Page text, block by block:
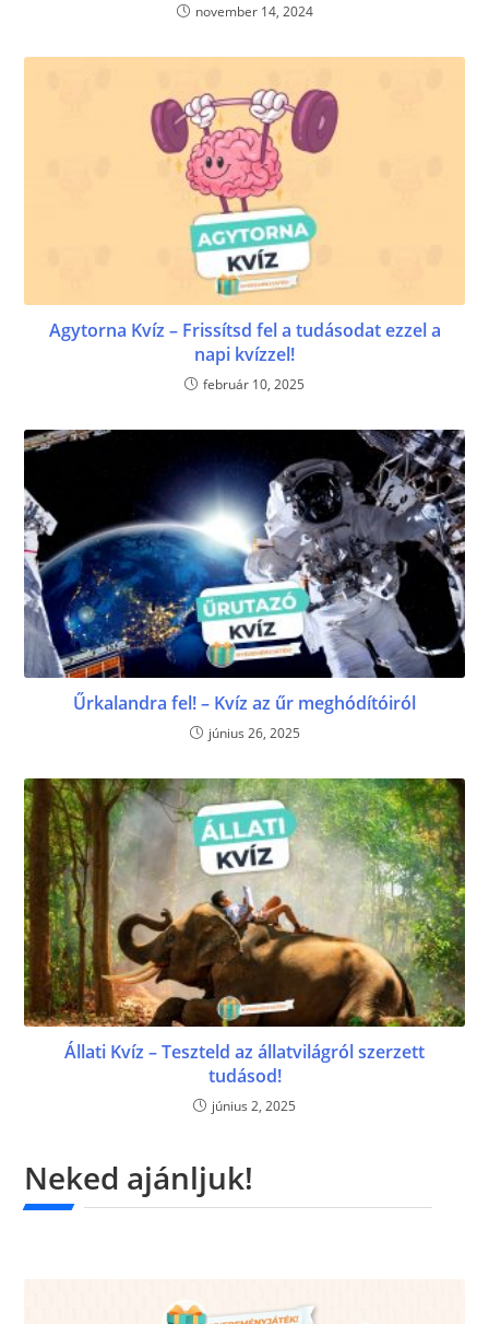
november 14, 2024
Agytorna Kvíz – Frissítsd fel a tudásodat ezzel a
napi kvízzel!
február 10, 2025
Űrkalandra fel! – Kvíz az űr meghódítóiról
június 26, 2025
Állati Kvíz – Teszteld az állatvilágról szerzett
tudásod!
június 2, 2025
Neked ajánljuk!